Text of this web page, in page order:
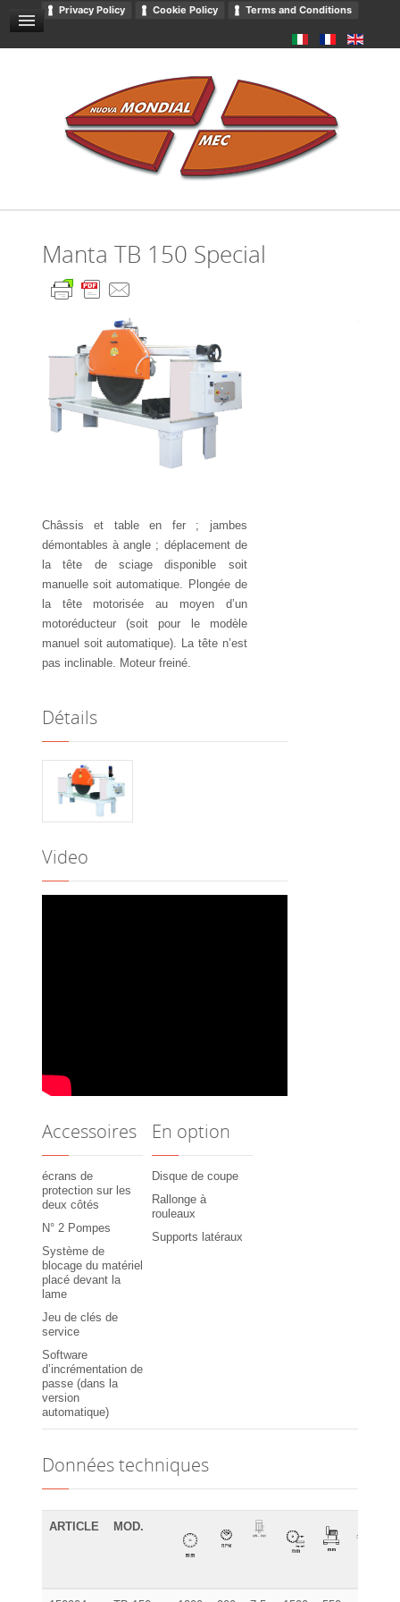
Privacy Policy Cookie Policy Terms and Conditions
CONDITIONS GÉNÉRALES DE VENTE
NOUVELLES ET ÉVÉNEMENTS
CONTACTS
DOWNLOADS
Manta TB 150 Special
Châssis et table en fer ; jambes
démontables à angle ; déplacement de
la tête de sciage disponible soit
manuelle soit automatique. Plongée de
la tête motorisée au moyen d’un
motoréducteur (soit pour le modèle
manuel soit automatique). La tête n’est
pas inclinable. Moteur freiné.
Détails
Video
Accessoires
écrans de
protection sur les
deux côtés
N° 2 Pompes
Système de
blocage du matériel
placé devant la
lame
Jeu de clés de
service
Software
d’incrémentation de
passe (dans la
version
automatique)
En option
Disque de coupe
Rallonge à
rouleaux
Supports latéraux
Données techniques
ARTICLE MOD.